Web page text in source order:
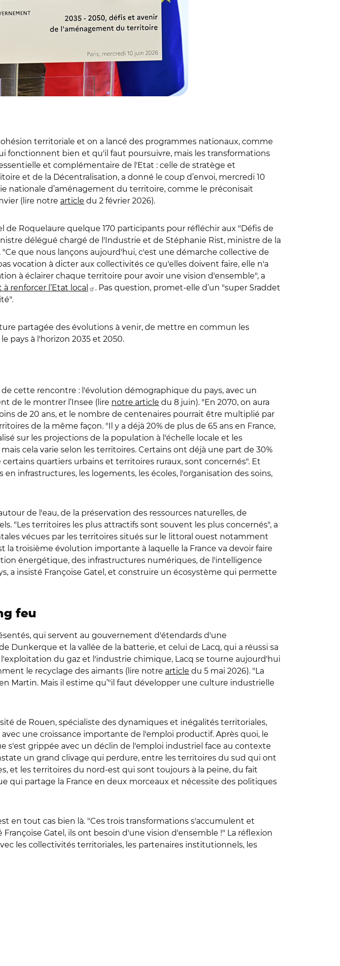
territoriale et on a lancé des programmes nationaux, comme
fonctionnent bien et qu'il faut poursuivre, mais les transformations
et complémentaire de l'Etat : celle de stratège et
et de la Décentralisation, a donné le coup d’envoi, mercredi 10
nationale d’aménagement du territoire, comme le préconisait
(lire notre article du 2 février 2026).
de Roquelaure quelque 170 participants pour réfléchir aux "Défis de
délégué chargé de l'Industrie et de Stéphanie Rist, ministre de la
que nous lançons aujourd'hui, c'est une démarche collective de
vocation à dicter aux collectivités ce qu'elles doivent faire, elle n'a
à éclairer chaque territoire pour avoir une vision d'ensemble", a
renforcer l’Etat local
. Pas question, promet-elle d’un "super Sraddet
partagée des évolutions à venir, de mettre en commun les
pays à l'horizon 2035 et 2050.
cette rencontre : l'évolution démographique du pays, avec un
de le montrer l’Insee (lire notre article du 8 juin). "En 2070, on aura
de 20 ans, et le nombre de centenaires pourrait être multiplié par
de la même façon. "Il y a déjà 20% de plus de 65 ans en France,
sur les projections de la population à l'échelle locale et les
cela varie selon les territoires. Certains ont déjà une part de 30%
quartiers urbains et territoires ruraux, sont concernés". Et
infrastructures, les logements, les écoles, l'organisation des soins,
de l'eau, de la préservation des ressources naturelles, de
"Les territoires les plus attractifs sont souvent les plus concernés", a
vécues par les territoires situés sur le littoral ouest notamment
la troisième évolution importante à laquelle la France va devoir faire
énergétique, des infrastructures numériques, de l'intelligence
a insisté Françoise Gatel, et construire un écosystème qui permette
feu
qui servent au gouvernement d'étendards d'une
et la vallée de la batterie, et celui de Lacq, qui a réussi sa
du gaz et l'industrie chimique, Lacq se tourne aujourd'hui
le recyclage des aimants (lire notre article du 5 mai 2026). "La
Martin. Mais il estime qu’"il faut développer une culture industrielle
de Rouen, spécialiste des dynamiques et inégalités territoriales,
une croissance importante de l'emploi productif. Après quoi, le
s'est grippée avec un déclin de l'emploi industriel face au contexte
un grand clivage qui perdure, entre les territoires du sud qui ont
et les territoires du nord-est qui sont toujours à la peine, du fait
partage la France en deux morceaux et nécessite des politiques
en tout cas bien là. "Ces trois transformations s'accumulent et
Gatel, ils ont besoin d'une vision d'ensemble !" La réflexion
les collectivités territoriales, les partenaires institutionnels, les